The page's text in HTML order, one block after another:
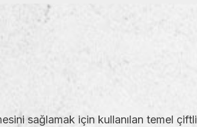
sağlamak için kullanılan temel